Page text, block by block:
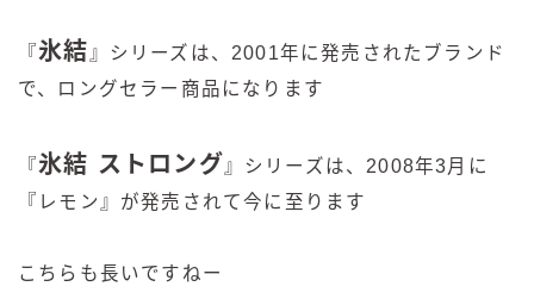
『氷結 』シリーズは、2001年に発売されたブランド
で、ロングセラー商品になります
『氷結 ストロング 』シリーズは、2008年3月に
『レモン』が発売されて今に至ります
こちらも長いですねー